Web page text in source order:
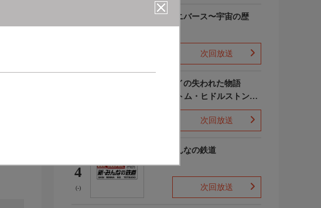
ザ・ユニバース〜宇宙の歴
次回放送
ポンペイの失われた物語
WITH トム・ヒドルストン
声:平川大輔
次回放送
4
(-)
新・みんなの鉄道
次回放送